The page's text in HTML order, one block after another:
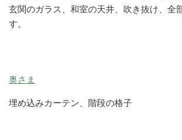
玄関のガラス、和室の天井、吹き抜け、全
す。
奥さま
埋め込みカーテン、階段の格子